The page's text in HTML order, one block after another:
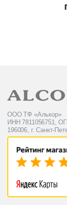
ООО ТФ «Алькор»
ИНН 7811056751,
196006, г. Санкт-